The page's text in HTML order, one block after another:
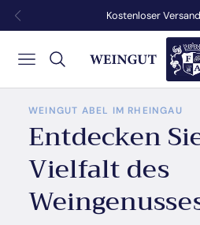
Kostenloser
NAVIGATION
WEINGUT ABEL IM RHEINGAU
Entdecken
Vielfalt des